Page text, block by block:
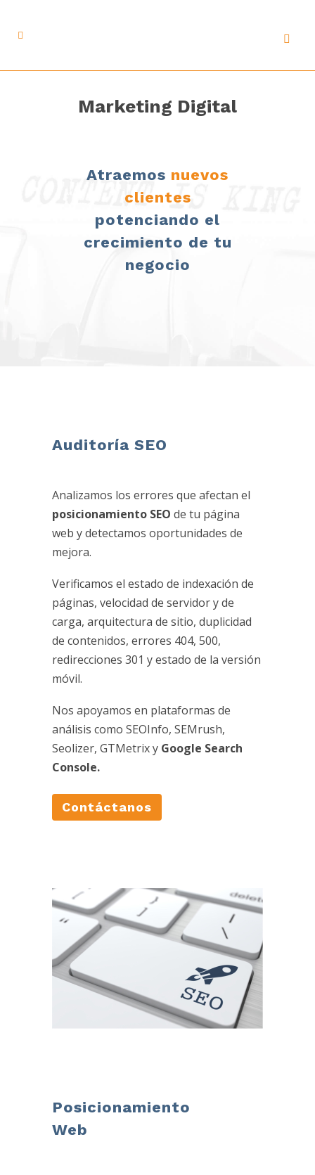
Marketing Digital
Atraemos nuevos
clientes
potenciando el
crecimiento de tu
negocio
Auditoría SEO
Analizamos los errores que afectan el
posicionamiento SEO de tu página
web y detectamos oportunidades de
mejora.
Verificamos el estado de indexación de
páginas, velocidad de servidor y de
carga, arquitectura de sitio, duplicidad
de contenidos, errores 404, 500,
redirecciones 301 y estado de la versión
móvil.
Nos apoyamos en plataformas de
análisis como SEOInfo, SEMrush,
Seolizer, GTMetrix y Google Search
Console.
Contáctanos
Posicionamiento
Web